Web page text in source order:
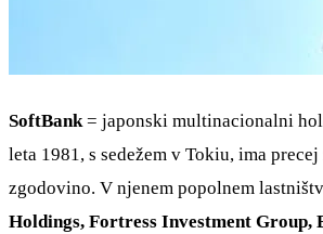
SoftBank= japonski multinacionalni
leta 1981, s sedežem v Tokiu, ima
zgodovino. V njenem popolnem
Holdings, Fortress Investment Group,